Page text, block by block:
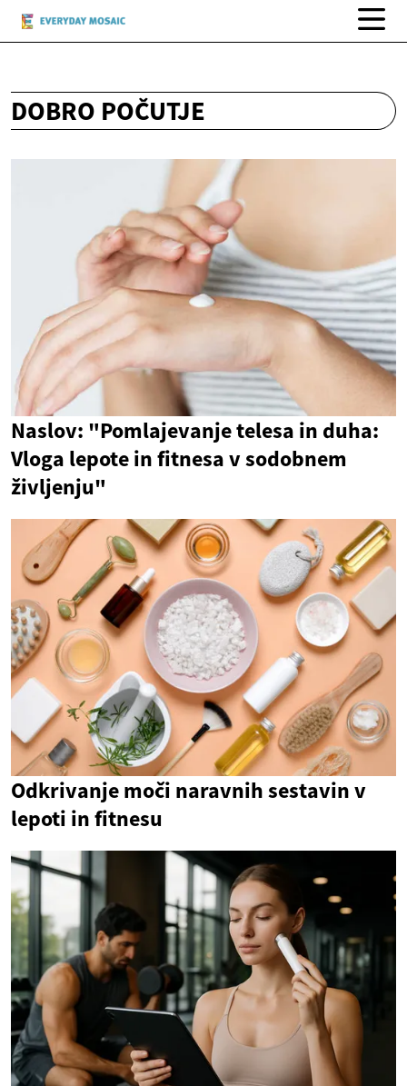
DOBRO POČUTJE
Naslov: "Pomlajevanje telesa in duha:
Vloga lepote in fitnesa v sodobnem
življenju"
Odkrivanje moči naravnih sestavin v
lepoti in fitnesu